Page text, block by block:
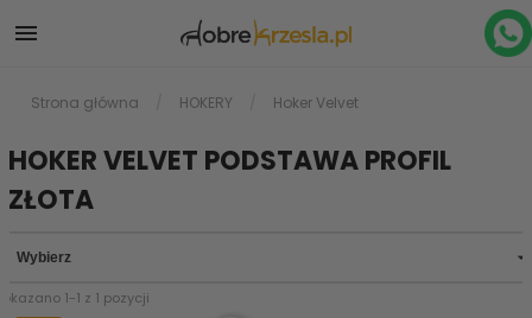

Strona główna HOKERY Hoker Velvet
HOKER VELVET PODSTAWA PROFIL
ZŁOTA
Wybierz 
1-1 z 1 pozycji